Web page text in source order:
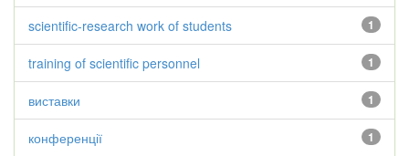
1
scientific-research work of students
1
training of scientific personnel
1
виставки
1
конференції